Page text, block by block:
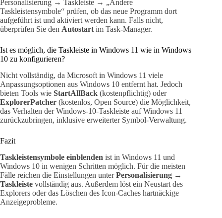
Personalisierung → Taskleiste → „Andere
Taskleistensymbole“ prüfen, ob das neue Programm dort
aufgeführt ist und aktiviert werden kann. Falls nicht,
überprüfen Sie den Autostartim Task-Manager.
Ist es möglich, die Taskleiste in Windows 11 wie in Windows
10 zu konfigurieren?
Nicht vollständig, da Microsoft in Windows 11 viele
Anpassungsoptionen aus Windows 10 entfernt hat. Jedoch
bieten Tools wie StartAllBack (kostenpflichtig) oder
ExplorerPatcher (kostenlos, Open Source) die Möglichkeit,
das Verhalten der Windows-10-Taskleiste auf Windows 11
zurückzubringen, inklusive erweiterter Symbol-Verwaltung.
Fazit
Taskleistensymbole einblenden ist in Windows 11 und
Windows 10 in wenigen Schritten möglich. Für die meisten
Fälle reichen die Einstellungen unterPersonalisierung →
Taskleiste vollständig aus. Außerdem löst ein Neustart des
Explorers oder das Löschen des Icon-Caches hartnäckige
Anzeigeprobleme.